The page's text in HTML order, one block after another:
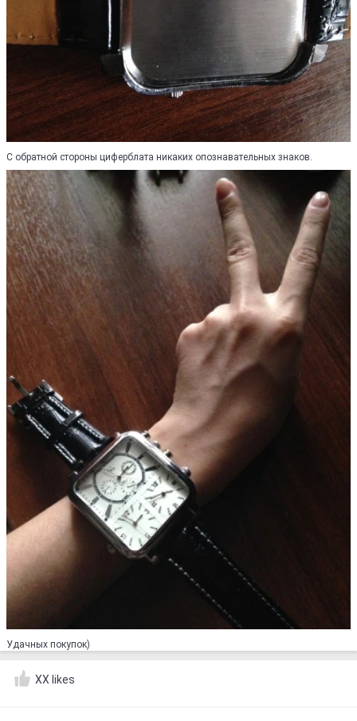
С обратной стороны циферблата никаких опознавательных знаков.
Удачных покупок)
XX likes